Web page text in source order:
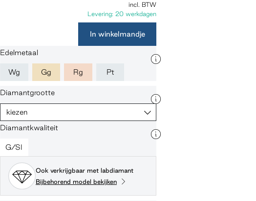
incl. BTW
Levering: 20 werkdagen
In winkelmandje
Edelmetaal
Wg Gg Rg Pt
Diamantgrootte
kiezen
Diamantkwaliteit
G/SI
Ook verkrijgbaar met labdiamant
Bijbehorend model bekijken